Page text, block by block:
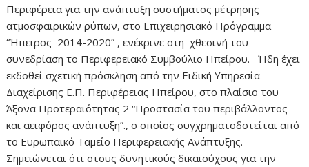
Περιφέρεια για την ανάπτυξη συστήματος μέτρησης
ατμοσφαιρικών ρύπων, στο Επιχειρησιακό Πρόγραμμα
“Ήπειρος 2014-2020” , ενέκρινε στη χθεσινή του
συνεδρίαση το Περιφερειακό Συμβούλιο Ηπείρου. Ήδη έχει
εκδοθεί σχετική πρόσκληση από την Ειδική Υπηρεσία
Διαχείρισης Ε.Π. Περιφέρειας Ηπείρου, στο πλαίσιο του
Άξονα Προτεραιότητας 2 “Προστασία του περιβάλλοντος
και αειφόρος ανάπτυξη”., ο οποίος συγχρηματοδοτείται από
το Ευρωπαϊκό Ταμείο Περιφερειακής Ανάπτυξης.
Σημειώνεται ότι στους δυνητικούς δικαιούχους για την